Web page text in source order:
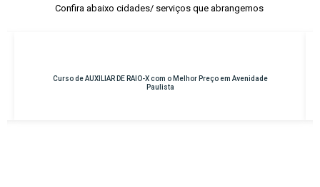
Confira abaixo cidades/ serviços que abrangemos
Curso de INSTRUMENTAÇÃO CIRÚRGICA com o Melhor